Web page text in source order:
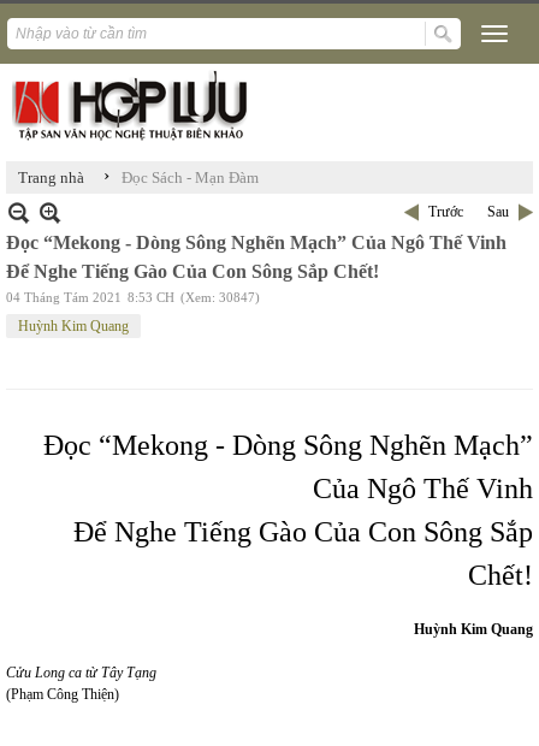
Trang nhà › Đọc Sách - Mạn Đàm
Trước Sau
Đọc “Mekong - Dòng Sông Nghẽn Mạch” Của Ngô Thế Vinh
Để Nghe Tiếng Gào Của Con Sông Sắp Chết!
04 Tháng Tám 2021 8:53 CH (Xem: 30847)
Huỳnh Kim Quang
Đọc “Mekong - Dòng Sông Nghẽn Mạch”
Của Ngô Thế Vinh
Để Nghe Tiếng Gào Của Con Sông Sắp
Chết!
Huỳnh Kim Quang
Cửu Long ca từ Tây Tạng
(Phạm Công Thiện)